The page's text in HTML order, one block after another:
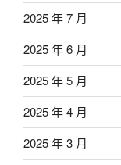
2025 年 7 月
2025 年 6 月
2025 年 5 月
2025 年 4 月
2025 年 3 月